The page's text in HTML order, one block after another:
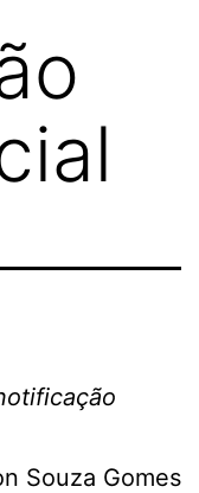
Souza Gomes